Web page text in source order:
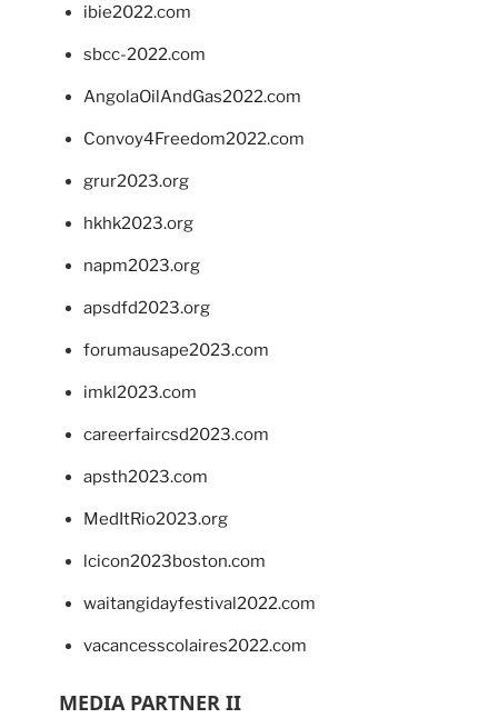
ibie2022.com
sbcc-2022.com
AngolaOilAndGas2022.com
Convoy4Freedom2022.com
grur2023.org
hkhk2023.org
napm2023.org
apsdfd2023.org
forumausape2023.com
imkl2023.com
careerfaircsd2023.com
apsth2023.com
MedItRio2023.org
lcicon2023boston.com
waitangidayfestival2022.com
vacancesscolaires2022.com
MEDIA PARTNER II